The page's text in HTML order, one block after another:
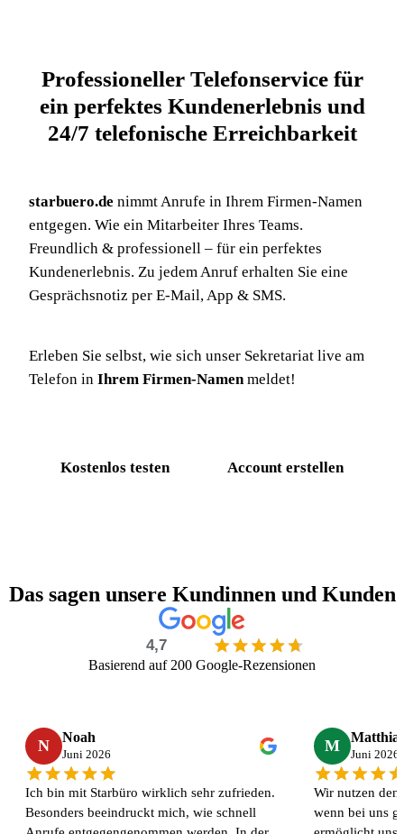
Professioneller Telefonservice für
ein perfektes Kundenerlebnis und
24/7 telefonische Erreichbarkeit
starbuero.de nimmt Anrufe in Ihrem Firmen-Namen
entgegen. Wie ein Mitarbeiter Ihres Teams.
Freundlich & professionell – für ein perfektes
Kundenerlebnis. Zu jedem Anruf erhalten Sie eine
Gesprächsnotiz per E-Mail, App & SMS.
Erleben Sie selbst, wie sich unser Sekretariat live am
Telefon inIhrem Firmen-Namenmeldet!
Kostenlos testen Account erstellen
Das sagen unsere Kundinnen und Kunden
4,7
Basierend auf 200 Google-Rezensionen
N Noah
Juni 2026
Ich bin mit Starbüro wirklich sehr zufrieden.
Besonders beeindruckt mich, wie schnell
M Juni 2026
Wir nutzen den
wenn bei uns